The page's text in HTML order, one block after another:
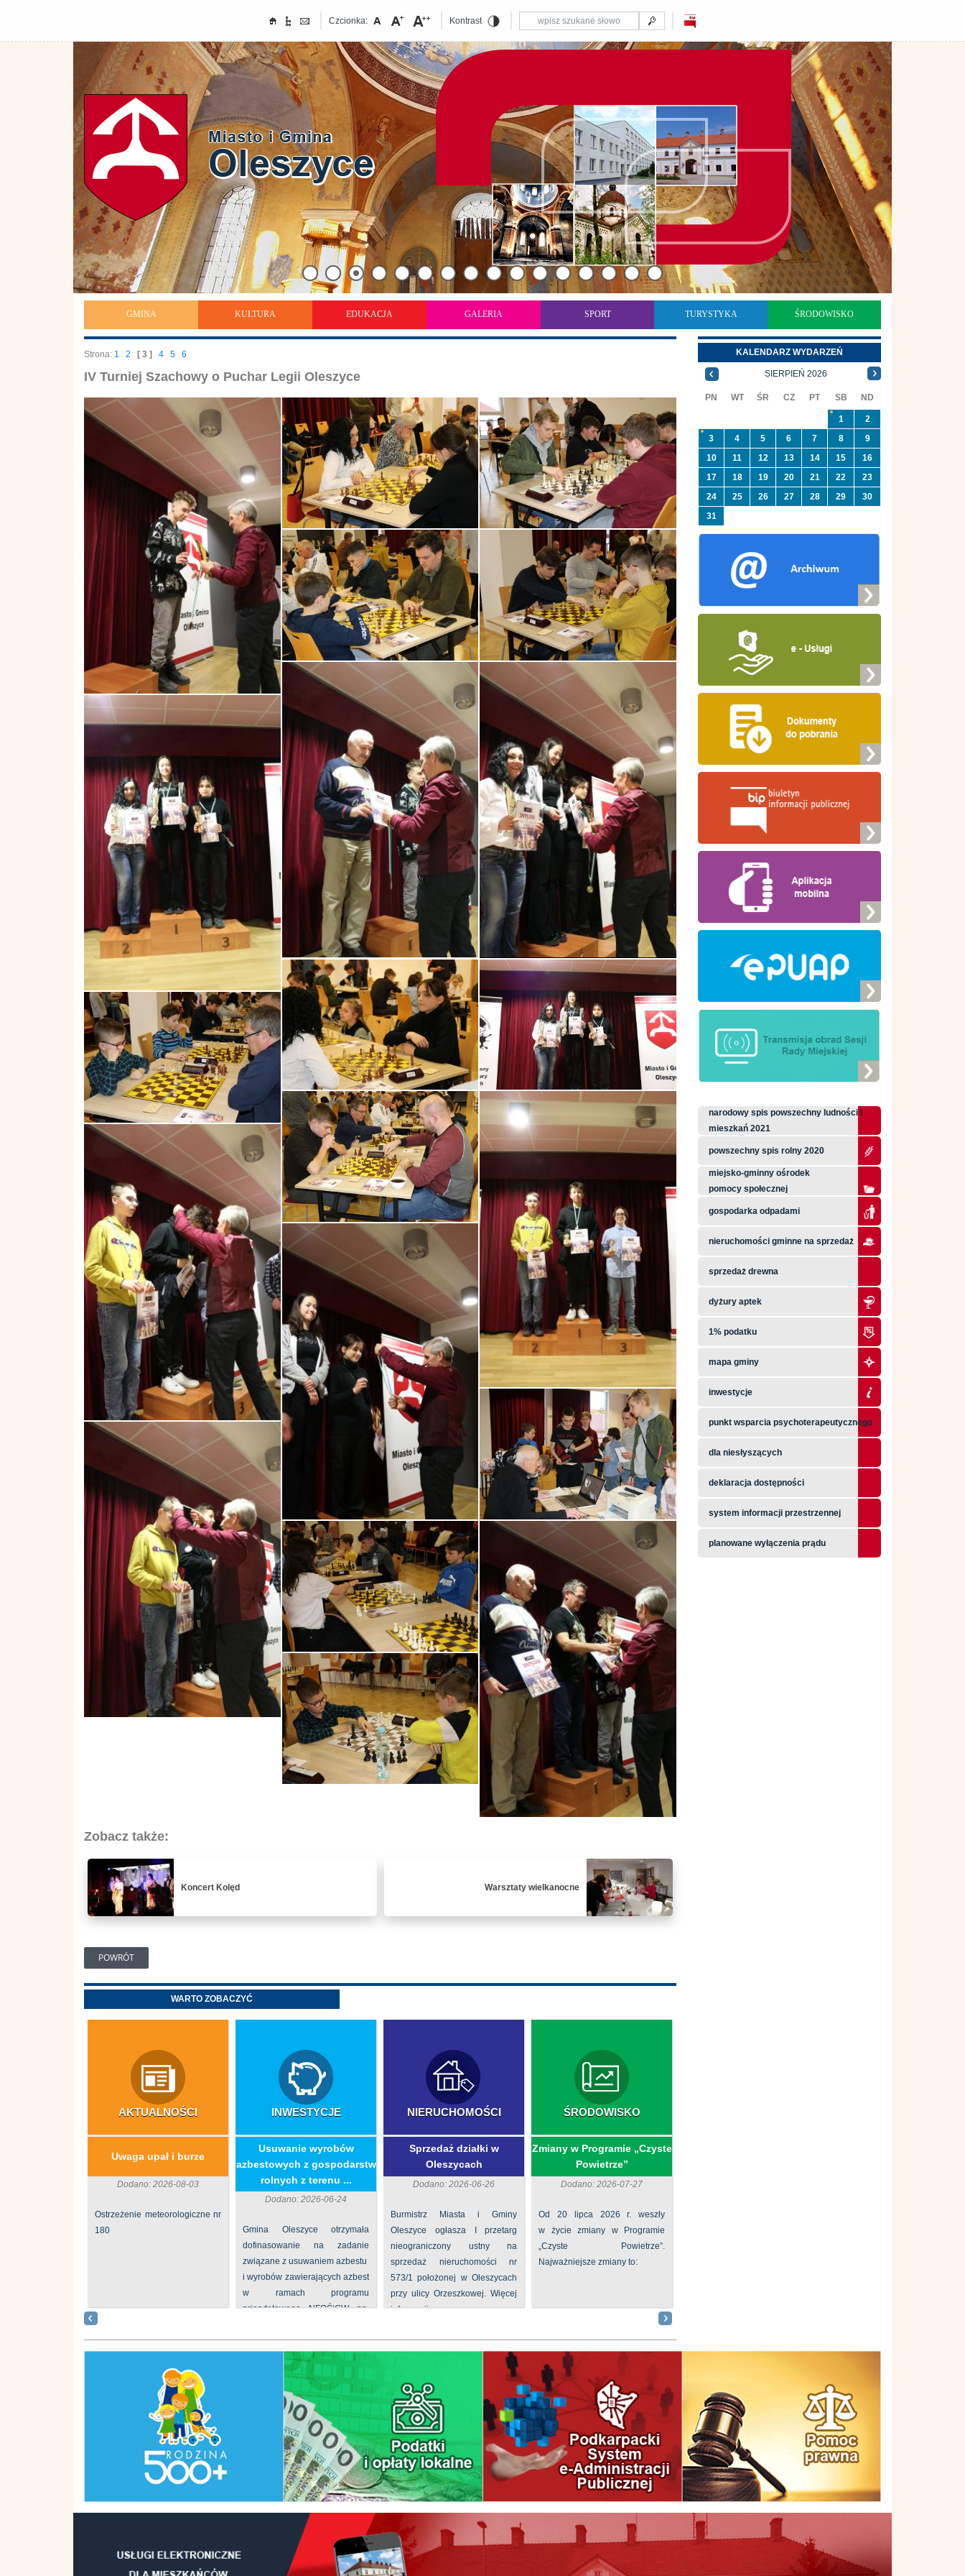
Czcionka: Kontrast
GMINA KULTURA EDUKACJA GALERIA SPORT TURYSTYKA ŚRODOWISKO
Strona: 1 2 [ 3 ] 4 5 6
IV Turniej Szachowy o Puchar Legii Oleszyce
Zobacz także:
Koncert Kolęd Warsztaty wielkanocne
POWRÓT
WARTO ZOBACZYĆ
AKTUALNOŚCI
Uwaga upał i burze
Dodano: 2026-08-03
Ostrzeżenie meteorologiczne nr
180
INWESTYCJE
​Usuwanie wyrobów
azbestowych z gospodarstw
rolnych z terenu ...
Dodano: 2026-06-24
Gmina Oleszyce otrzymała
dofinasowanie na zadanie
związane z usuwaniem azbestu
i wyrobów zawierających azbest
w ramach programu
priorytetowego NFOŚiGW pn.
NIERUCHOMOŚCI
Sprzedaż działki w
Oleszycach
Dodano: 2026-06-26
Burmistrz Miasta i Gminy
Oleszyce ogłasza I przetarg
nieograniczony ustny na
sprzedaż nieruchomości nr
573/1 położonej w Oleszycach
przy ulicy Orzeszkowej. Więcej
informacji ...
ŚRODOWISKO
Zmiany w Programie „Czyste
Powietrze”
Dodano: 2026-07-27
Od 20 lipca 2026 r. weszły
w życie zmiany w Programie
„Czyste Powietrze”.
Najważniejsze zmiany to:
KALENDARZ WYDARZEŃ
SIERPIEŃ 2026
PN WT ŚR CZ PT SB ND
1
2
3
4 5 6 7 8
9
10
11 12 13 14 15
16
17
18 19 20 21 22
23
24
25 26 27 28 29
30
31
narodowy spis powszechny ludności i
mieszkań 2021
powszechny spis rolny 2020
miejsko-gminny ośrodek
pomocy społecznej
gospodarka odpadami
nieruchomości gminne na sprzedaż
sprzedaż drewna
dyżury aptek
1% podatku
mapa gminy
inwestycje
punkt wsparcia psychoterapeutycznego
dla niesłyszących
deklaracja dostępności
system informacji przestrzennej
planowane wyłączenia prądu